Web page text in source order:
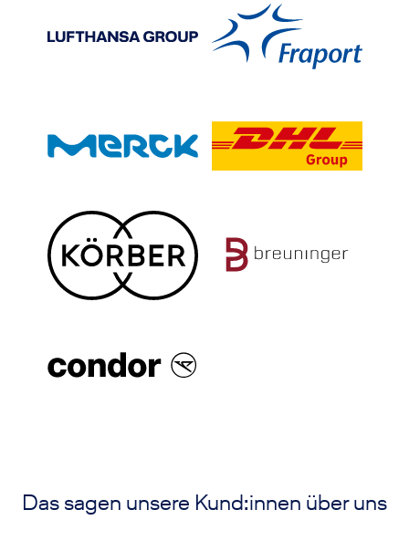
Das sagen unsere Kund:innen über uns